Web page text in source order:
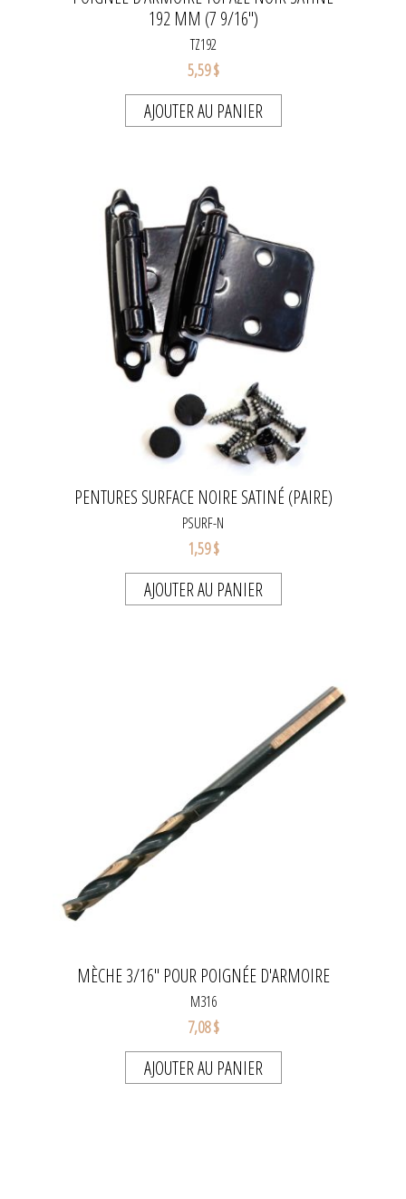
192 MM (7 9/16'')
TZ192
5,59 $
AJOUTER AU PANIER
PENTURES SURFACE NOIRE SATINÉ (PAIRE)
PSURF-N
1,59 $
AJOUTER AU PANIER
MÈCHE 3/16" POUR POIGNÉE D'ARMOIRE
M316
7,08 $
AJOUTER AU PANIER